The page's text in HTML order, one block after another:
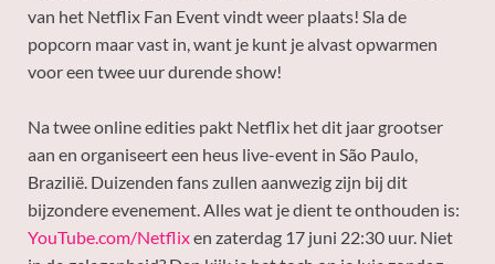
van het Netflix Fan Event vindt weer plaats! Sla de
popcorn maar vast in, want je kunt je alvast opwarmen
voor een twee uur durende show!
Na twee online edities pakt Netflix het dit jaar grootser
aan en organiseert een heus live-event in São Paulo,
Brazilië. Duizenden fans zullen aanwezig zijn bij dit
bijzondere evenement. Alles wat je dient te onthouden is:
YouTube.com/Netflixen zaterdag 17 juni 22:30 uur. Niet